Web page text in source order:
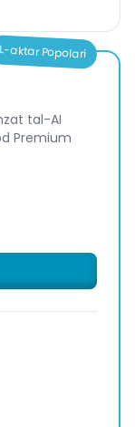
L-aktar Popolari
tal-AI
Premium